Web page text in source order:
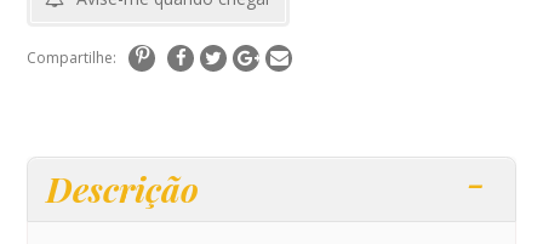
Compartilhe:
Descrição